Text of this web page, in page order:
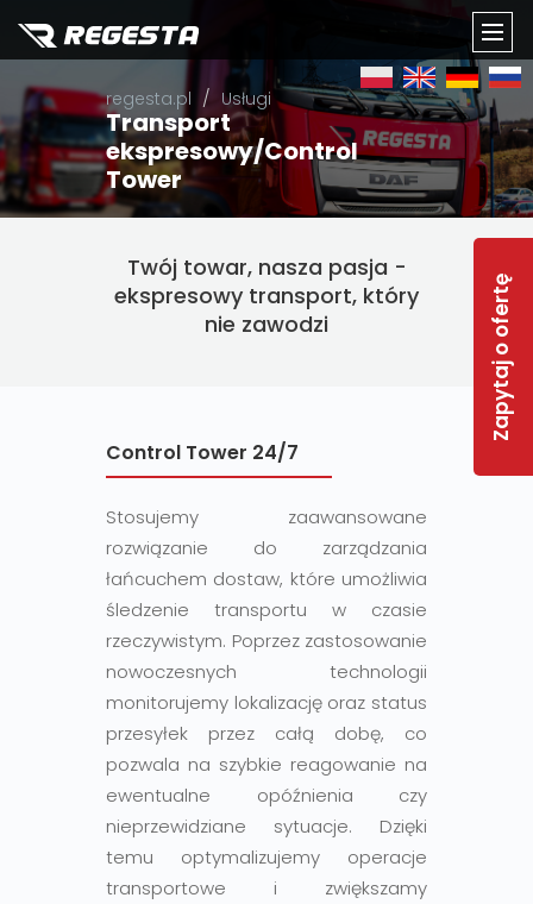
Zapytaj o ofertę
regesta.pl Usługi
Transport
ekspresowy/Control
Tower
Twój towar, nasza pasja -
ekspresowy transport, który
nie zawodzi
Control Tower 24/7
Stosujemy zaawansowane
rozwiązanie do zarządzania
łańcuchem dostaw, które umożliwia
śledzenie transportu w czasie
rzeczywistym. Poprzez zastosowanie
nowoczesnych technologii
monitorujemy lokalizację oraz status
przesyłek przez całą dobę, co
pozwala na szybkie reagowanie na
ewentualne opóźnienia czy
nieprzewidziane sytuacje. Dzięki
temu optymalizujemy operacje
transportowe i zwiększamy